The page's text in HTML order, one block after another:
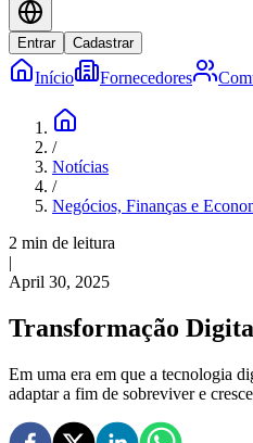
Entrar Cadastrar
Início Fornecedores
/
Notícias
/
Negócios, Finanças e
2 min de leitura
|
April 30, 2025
Transformação
Em uma era em que a tecnologia
adaptar a fim de sobreviver e